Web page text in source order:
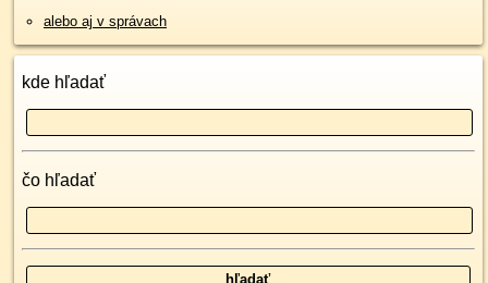
alebo aj v správach
kde hľadať
čo hľadať